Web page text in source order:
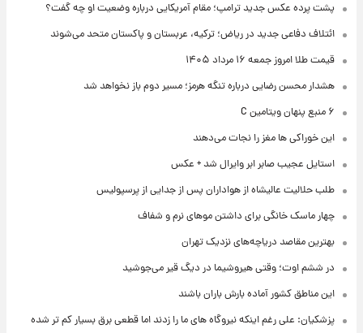
پشت پرده عکس جدید ترامپ؛ مقام آمریکایی درباره وضعیت او چه گفت؟
ائتلاف دفاعی جدید در ریاض؛ ترکیه، عربستان و پاکستان متحد می‌شوند
قیمت طلا امروز جمعه ۱۶ مرداد ۱۴۰۵
هشدار محسن رضایی درباره تنگه هرمز؛ مسیر دوم باز نخواهد شد
۶ منبع پنهان ویتامین C
این خوراکی ها مغز را نجات می‌دهند
استایل عجیب صابر ابر وایرال شد + عکس
طلب حلالیت عالیشاه از هواداران پس از جدایی از پرسپولیس
چهار ماسک خانگی برای داشتن موهای نرم و شفاف
بهترین مقاصد دریاچه‌های نزدیک تهران
در ششم اوت؛ وقتی هیروشیما در دیگ قیر می‌جوشید
این مناطق کشور آماده بارش باران باشند
پزشکیان: علی رغم اینکه نیروگاه های ما را زدند اما قطعی برق بسیار کم تر شده